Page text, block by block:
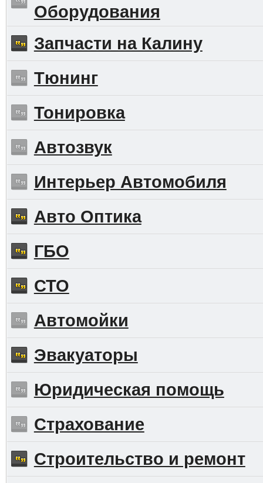
Оборудования
Запчасти на Калину
Тюнинг
Тонировка
Автозвук
Интерьер Автомобиля
Авто Оптика
ГБО
СТО
Автомойки
Эвакуаторы
Юридическая помощь
Страхование
Строительство и ремонт